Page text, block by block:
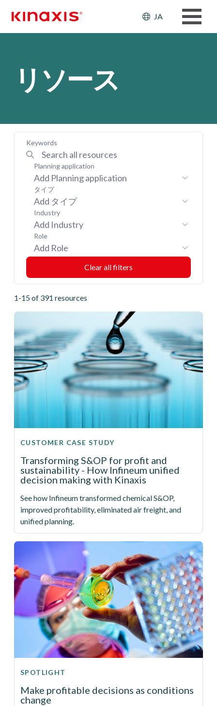
Header:
JA
リソース
Keywords
Planning application
Add Planning application
タイプ
Add タイプ
Industry
Add Industry
Role
Add Role
1-15 of 391 resources
Transforming S&OP for profit and
sustainability - How Infineum unified
decision making with Kinaxis
See how Infineum transformed chemical S&OP,
improved profitability, eliminated air freight, and
unified planning.
CUSTOMER CASE STUDY
Make profitable decisions as conditions
change
SPOTLIGHT